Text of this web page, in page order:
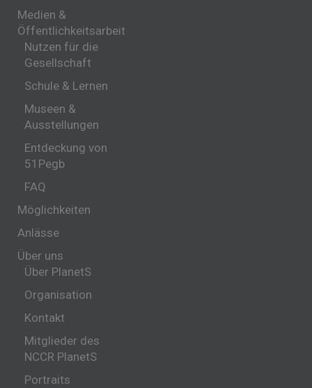
Medien &
Öffentlichkeitsarbeit
Nutzen für die
Gesellschaft
Schule & Lernen
Museen &
Ausstellungen
Entdeckung von
51Pegb
FAQ
Möglichkeiten
Anlässe
Über uns
Über PlanetS
Organisation
Kontakt
Mitglieder des
NCCR PlanetS
Portraits